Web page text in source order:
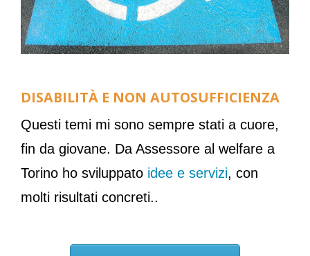
DISABILITÀ E NON AUTOSUFFICIENZA
Questi temi mi sono sempre stati a cuore,
fin da giovane. Da Assessore al welfare a
Torino ho sviluppato idee e servizi, con
molti risultati concreti..